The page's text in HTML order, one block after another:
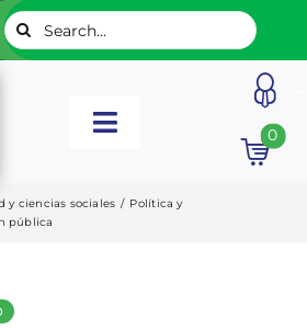
Buscar:
Toggle
0
y ciencias sociales / Política y
pública